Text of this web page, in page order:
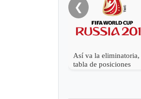
❮
Así va la eliminatoria,
tabla de posiciones